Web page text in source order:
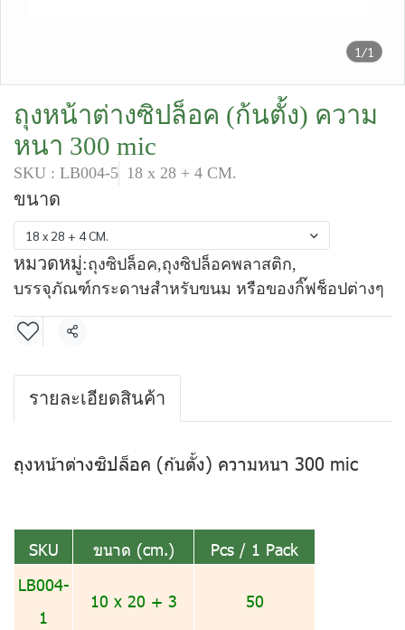
1/1
ถุงหน้าต่างซิปล็อค (ก้นตั้ง) ความ
หนา 300 mic
SKU : LB004-5 18 x 28 + 4 CM.
ขนาด
18 x 28 + 4 CM.
หมวดหมู่:ถุงซิปล็อค,ถุงซิปล็อคพลาสติก,
บรรจุภัณฑ์กระดาษสำหรับขนม หรือของกิ๊ฟช็อปต่างๆ
แชร์
รายละเอียดสินค้า
ถุงหน้าต่างซิปล็อค (ก้นตั้ง) ความหนา 300 mic
SKU ขนาด (cm.)
Pcs / 1 Pack
LB004-
1
10 x 20 + 3 50